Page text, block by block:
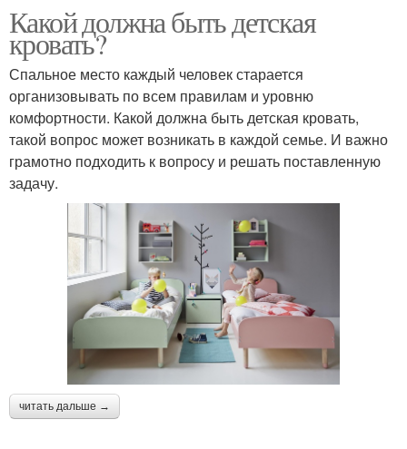
Какой должна быть детская
кровать?
Спальное место каждый человек старается
организовывать по всем правилам и уровню
комфортности. Какой должна быть детская кровать,
такой вопрос может возникать в каждой семье. И важно
грамотно подходить к вопросу и решать поставленную
задачу.
читать дальше →